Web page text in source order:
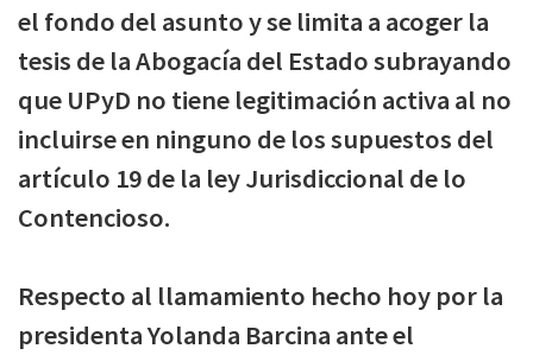
el fondo del asunto y se limita a acoger la
tesis de la Abogacía del Estado subrayando
que UPyD no tiene legitimación activa al no
incluirse en ninguno de los supuestos del
artículo 19 de la ley Jurisdiccional de lo
Contencioso.
Respecto al llamamiento hecho hoy por la
presidenta Yolanda Barcina ante el